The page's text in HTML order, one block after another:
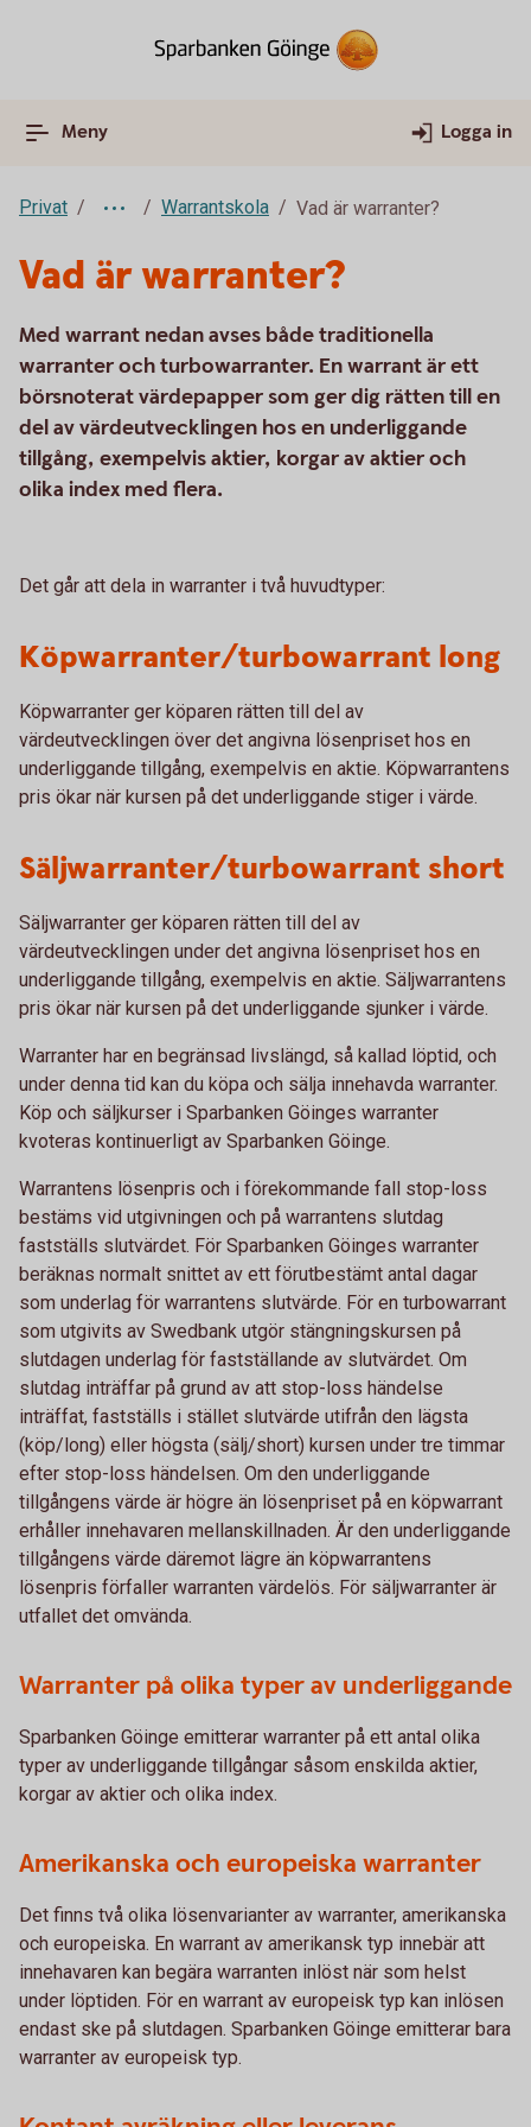
Meny Logga in
Privat Warrantskola Vad är warranter?
Vad är warranter?
Med warrant nedan avses både traditionella
warranter och turbowarranter. En warrant är ett
börsnoterat värdepapper som ger dig rätten till en
del av värdeutvecklingen hos en underliggande
tillgång, exempelvis aktier, korgar av aktier och
olika index med flera.
Det går att dela in warranter i två huvudtyper:
Köpwarranter/turbowarrant long
Köpwarranter ger köparen rätten till del av
värdeutvecklingen över det angivna lösenpriset hos en
underliggande tillgång, exempelvis en aktie. Köpwarrantens
pris ökar när kursen på det underliggande stiger i värde.
Säljwarranter/turbowarrant short
Säljwarranter ger köparen rätten till del av
värdeutvecklingen under det angivna lösenpriset hos en
underliggande tillgång, exempelvis en aktie. Säljwarrantens
pris ökar när kursen på det underliggande sjunker i värde.
Warranter har en begränsad livslängd, så kallad löptid, och
under denna tid kan du köpa och sälja innehavda warranter.
Köp och säljkurser i Sparbanken Göinges warranter
kvoteras kontinuerligt av Sparbanken Göinge.
Warrantens lösenpris och i förekommande fall stop-loss
bestäms vid utgivningen och på warrantens slutdag
fastställs slutvärdet. För Sparbanken Göinges warranter
beräknas normalt snittet av ett förutbestämt antal dagar
som underlag för warrantens slutvärde. För en turbowarrant
som utgivits av Swedbank utgör stängningskursen på
slutdagen underlag för fastställande av slutvärdet. Om
slutdag inträffar på grund av att stop-loss händelse
inträffat, fastställs i stället slutvärde utifrån den lägsta
(köp/long) eller högsta (sälj/short) kursen under tre timmar
efter stop-loss händelsen. Om den underliggande
tillgångens värde är högre än lösenpriset på en köpwarrant
erhåller innehavaren mellanskillnaden. Är den underliggande
tillgångens värde däremot lägre än köpwarrantens
lösenpris förfaller warranten värdelös. För säljwarranter är
utfallet det omvända.
Warranter på olika typer av underliggande
Sparbanken Göinge emitterar warranter på ett antal olika
typer av underliggande tillgångar såsom enskilda aktier,
korgar av aktier och olika index.
Amerikanska och europeiska warranter
Det finns två olika lösenvarianter av warranter, amerikanska
och europeiska. En warrant av amerikansk typ innebär att
innehavaren kan begära warranten inlöst när som helst
under löptiden. För en warrant av europeisk typ kan inlösen
endast ske på slutdagen. Sparbanken Göinge emitterar bara
warranter av europeisk typ.